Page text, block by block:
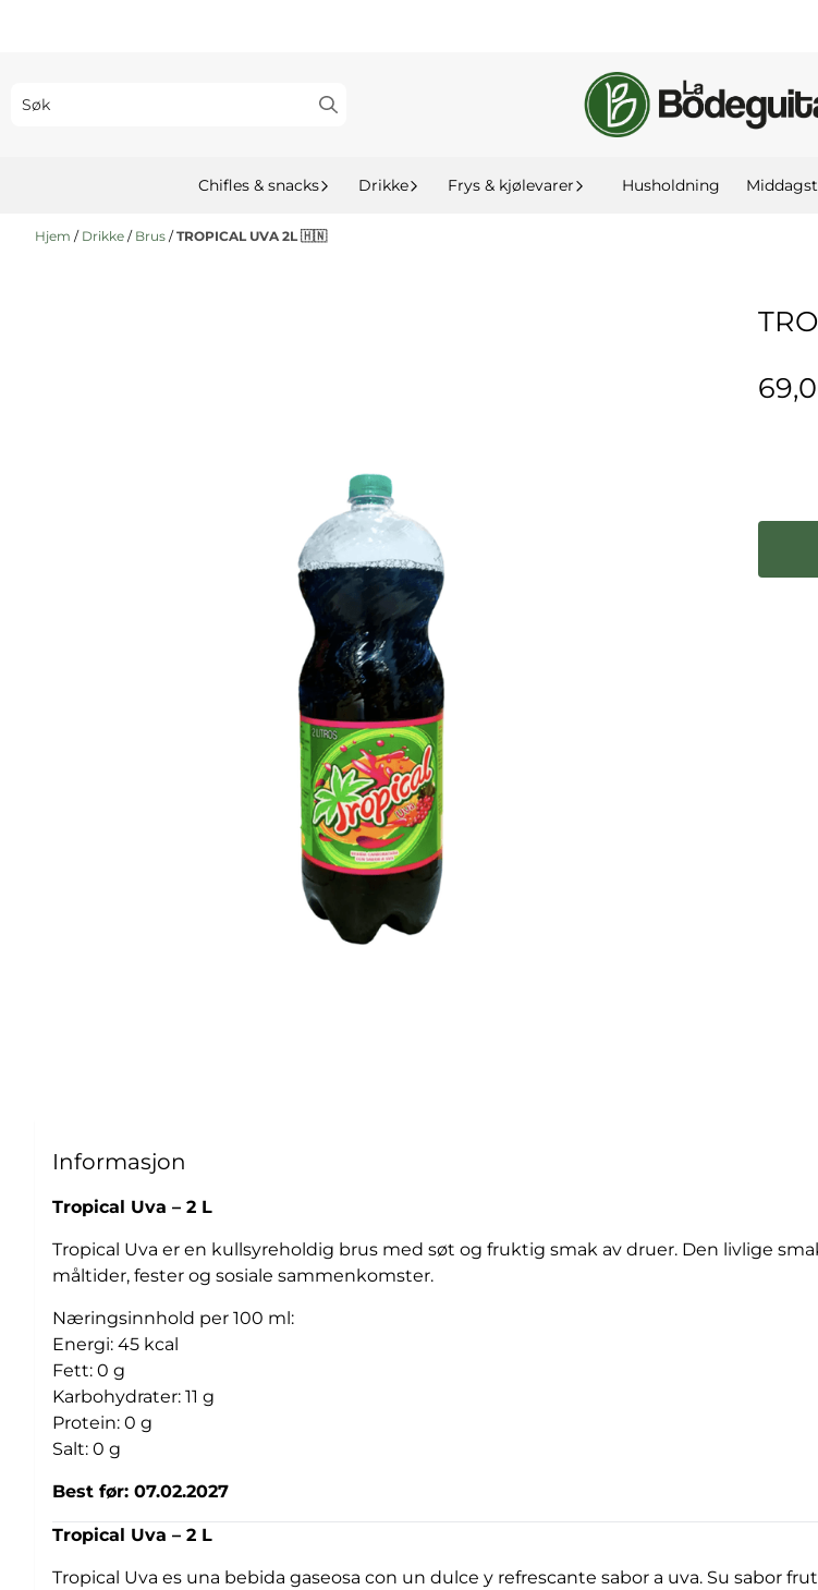
Chifles & snacks Drikke Frys & kjølevarer Husholdning
Hjem / Drikke / Brus /TROPICAL UVA 2L 🇭🇳
Informasjon
Tropical Uva – 2 L
Tropical Uva er en kullsyreholdig brus med søt og fruktig smak av druer. Den livlige
måltider, fester og sosiale sammenkomster.
Næringsinnhold per 100 ml:
Energi: 45 kcal
Fett: 0 g
Karbohydrater: 11 g
Protein: 0 g
Salt: 0 g
Best før: 07.02.2027
Tropical Uva – 2 L
Tropical Uva es una bebida gaseosa con un dulce y refrescante sabor a uva. Su sabor